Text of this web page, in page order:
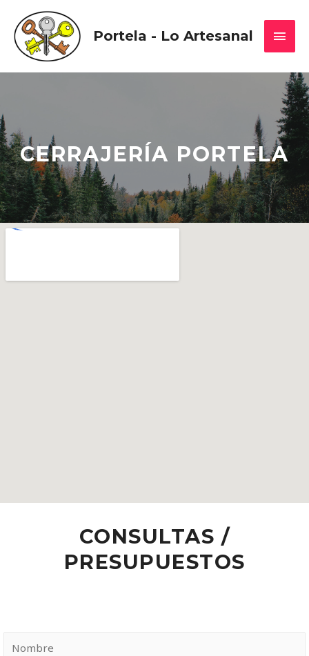
Portela - Lo Artesanal
CERRAJERÍA PORTELA
CONSULTAS /
PRESUPUESTOS